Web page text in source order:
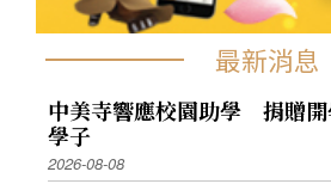
最新消息
中美寺響應校園助學 捐贈開
學子
2026-08-08